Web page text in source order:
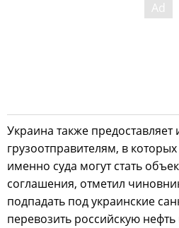
Украина также предоставляет
грузоотправителям, в
именно суда могут стать
соглашения, отметил
подпадать под украинские
перевозить российскую